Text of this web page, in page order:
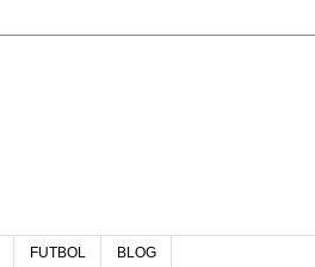
FUTBOL BLOG